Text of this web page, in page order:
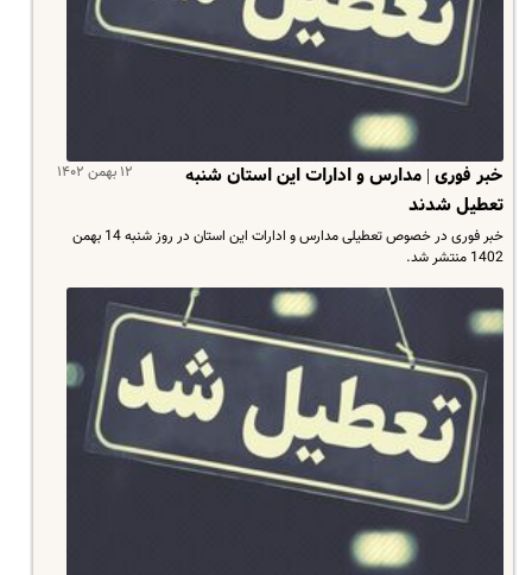
۱۲ بهمن ۱۴۰۲
خبر فوری | مدارس و ادارات این استان شنبه
تعطیل شدند
خبر فوری در خصوص تعطیلی مدارس و ادارات این استان در روز شنبه 14 بهمن
1402 منتشر شد.